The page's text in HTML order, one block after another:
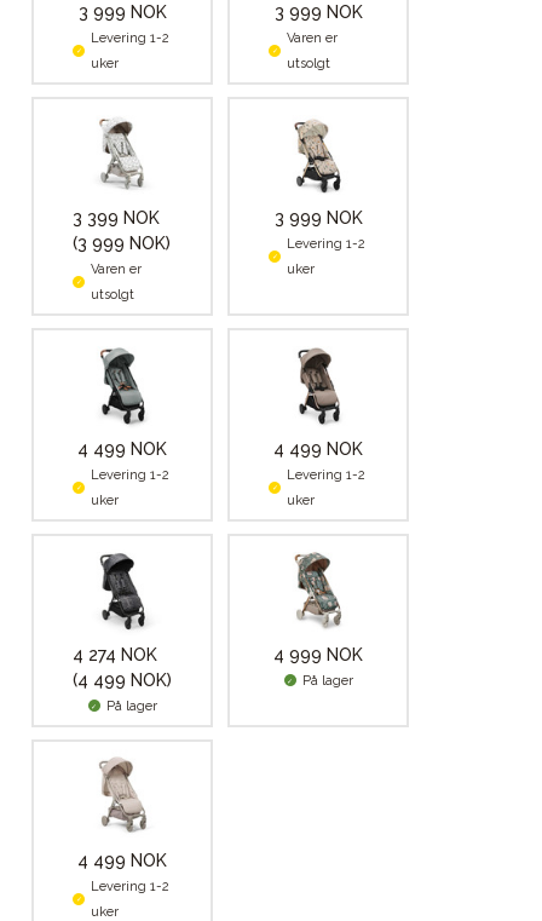
3 999 NOK
Levering 1-2
uker
3 999 NOK
Varen er
utsolgt
3 399 NOK
(3 999 NOK)
Varen er
utsolgt
3 999 NOK
Levering 1-2
uker
4 499 NOK
Levering 1-2
uker
4 499 NOK
Levering 1-2
uker
4 274 NOK
(4 499 NOK)
På lager
4 999 NOK
På lager
4 499 NOK
Levering 1-2
uker